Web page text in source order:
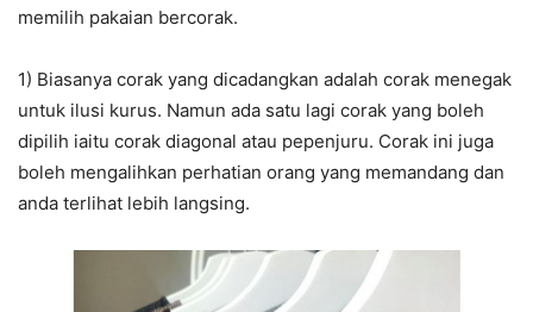
memilih pakaian bercorak.
1) Biasanya corak yang dicadangkan adalah corak menegak
untuk ilusi kurus. Namun ada satu lagi corak yang boleh
dipilih iaitu corak diagonal atau pepenjuru. Corak ini juga
boleh mengalihkan perhatian orang yang memandang dan
anda terlihat lebih langsing.